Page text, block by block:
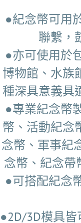
●紀念幣可用
聯繫，
●亦可使用於
博物館、水族
種深具意義具
●專業紀念幣
幣、活動紀念
念幣、軍事紀
念幣、紀念帶
●可搭配紀念
●2D/3D模具